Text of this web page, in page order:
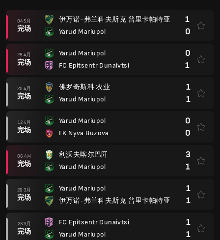
04 5月
完场
伊万诺-弗兰科夫斯克 普里卡帕特亚
Yarud Mariupol
1
0
28 4月
完场
Yarud Mariupol
FC Epitsentr Dunaivtsi
0
1
20 4月
完场
佛罗奇斯科 农业
Yarud Mariupol
1
1
12 4月
完场
Yarud Mariupol
FK Nyva Buzova
0
0
06 4月
完场
利沃夫喀尔巴阡
Yarud Mariupol
3
1
29 3月
完场
Yarud Mariupol
伊万诺-弗兰科夫斯克 普里卡帕特亚
1
1
23 3月
完场
FC Epitsentr Dunaivtsi
Yarud Mariupol
1
1